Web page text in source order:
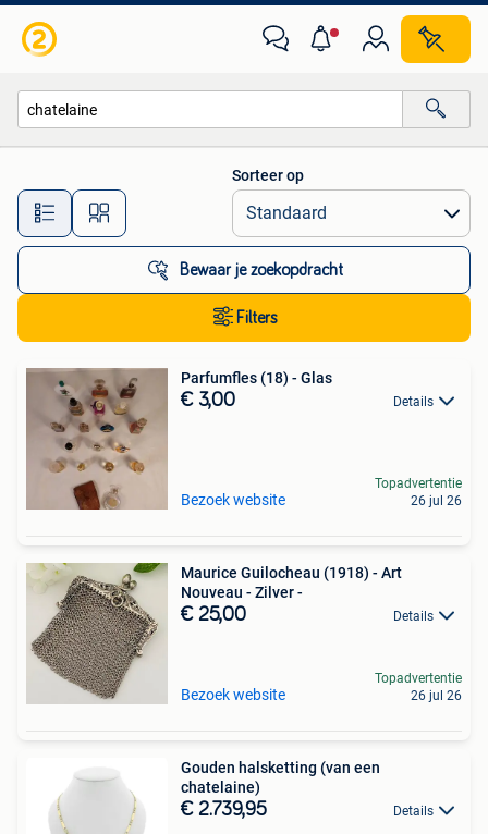
Alle afstanden…
Sorteer op
Bewaar je zoekopdracht
Filters
Parfumfles (18) - Glas
€ 3,00 Details
Bezoek website
Topadvertentie
26 jul 26
Maurice Guilocheau (1918) - Art
Nouveau - Zilver -
€ 25,00 Details
Bezoek website
Topadvertentie
26 jul 26
Gouden halsketting (van een
chatelaine)
€ 2.739,95 Details